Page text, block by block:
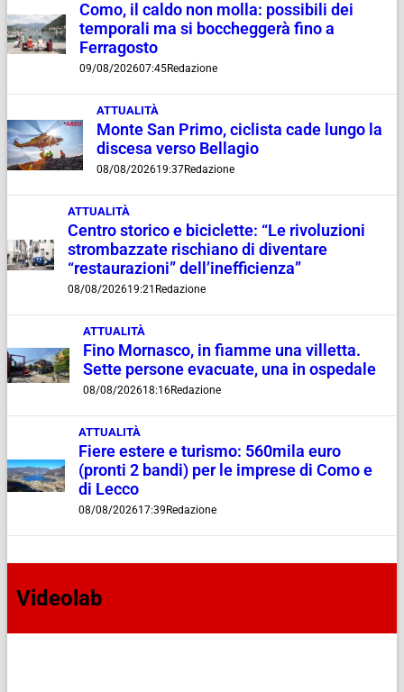
Como, il caldo non molla: possibili dei
temporali ma si boccheggerà fino a
Ferragosto
09/08/202607:45Redazione
ATTUALITÀ
Monte San Primo, ciclista cade lungo la
discesa verso Bellagio
08/08/202619:37Redazione
ATTUALITÀ
Centro storico e biciclette: “Le rivoluzioni
strombazzate rischiano di diventare
“restaurazioni” dell’inefficienza”
08/08/202619:21 Redazione
ATTUALITÀ
Fino Mornasco, in fiamme una villetta.
Sette persone evacuate, una in ospedale
08/08/202618:16Redazione
ATTUALITÀ
Fiere estere e turismo: 560mila euro
(pronti 2 bandi) per le imprese di Como e
di Lecco
08/08/202617:39 Redazione
Videolab